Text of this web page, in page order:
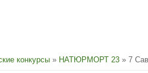
конкурсы » НАТЮРМОРТ 23 » 7